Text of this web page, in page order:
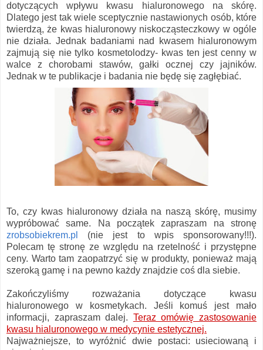
dotyczących wpływu kwasu hialuronowego na skórę.
Dlatego jest tak wiele sceptycznie nastawionych osób, które
twierdzą, że kwas hialuronowy niskocząsteczkowy w ogóle
nie działa. Jednak badaniami nad kwasem hialuronowym
zajmują się nie tylko kosmetolodzy- kwas ten jest cenny w
walce z chorobami stawów, gałki ocznej czy jajników.
Jednak w te publikacje i badania nie będę się zagłębiać.
To, czy kwas hialuronowy działa na naszą skórę, musimy
wypróbować same. Na początek zapraszam na stronę
zrobsobiekrem.pl
(nie jest to wpis sponsorowany!!!).
Polecam tę stronę ze względu na rzetelność i przystępne
ceny. Warto tam zaopatrzyć się w produkty, ponieważ mają
szeroką gamę i na pewno każdy znajdzie coś dla siebie.
Zakończyliśmy rozważania dotyczące kwasu
hialuronowego w kosmetykach. Jeśli komuś jest mało
informacji, zapraszam dalej. Teraz omówię zastosowanie
kwasu hialuronowego w medycynie estetycznej.
Najważniejsze, to wyróżnić dwie postaci: usieciowaną i